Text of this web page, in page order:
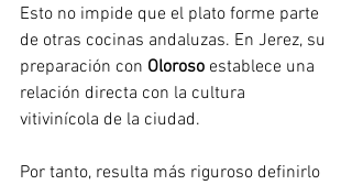
Esto no impide que el plato forme parte
de otras cocinas andaluzas. En Jerez, su
preparación con Oloroso establece una
relación directa con la cultura
vitivinícola de la ciudad.
Por tanto, resulta más riguroso definirlo